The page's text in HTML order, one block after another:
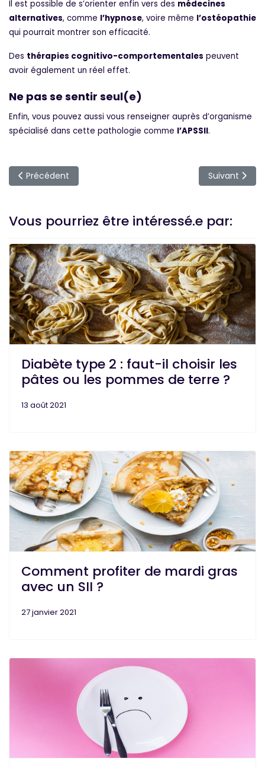
Il est possible de s’orienter enfin vers des médecines
alternatives, comme l’hypnose, voire même l’ostéopathie
qui pourrait montrer son efficacité.
Des thérapies cognitivo-comportementales peuvent
avoir également un réel effet.
Ne pas se sentir seul(e)
Enfin, vous pouvez aussi vous renseigner auprès d’organisme
spécialisé dans cette pathologie comme l’APSSII.
Article précédent : Fatigue chronique, SII : et si les deux
Précédent Article
Suivant
Vous pourriez être intéressé.e par:
Diabète type 2 : faut-il choisir les
pâtes ou les pommes de terre ?
13 août 2021
Comment profiter de mardi gras
avec un SII ?
27 janvier 2021